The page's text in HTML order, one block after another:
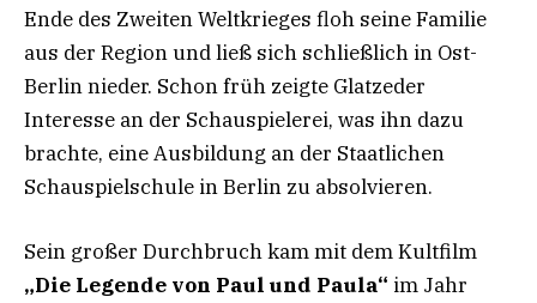
Ende des Zweiten Weltkrieges floh seine Familie
aus der Region und ließ sich schließlich in Ost-
Berlin nieder. Schon früh zeigte Glatzeder
Interesse an der Schauspielerei, was ihn dazu
brachte, eine Ausbildung an der Staatlichen
Schauspielschule in Berlin zu absolvieren.
Sein großer Durchbruch kam mit dem Kultfilm
„Die Legende von Paul und Paula“ im Jahr